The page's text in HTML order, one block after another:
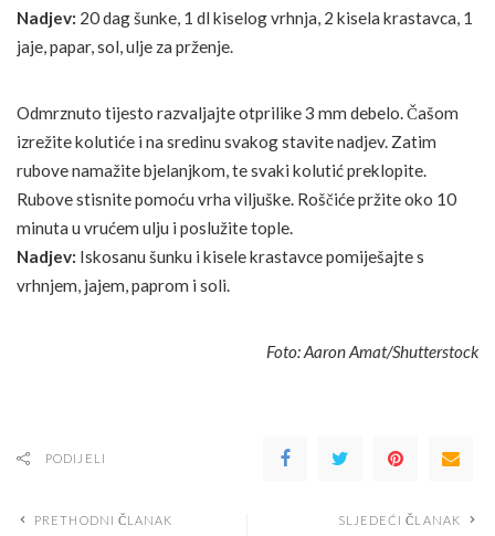
Nadjev: 20 dag šunke, 1 dl kiselog vrhnja, 2 kisela krastavca, 1
jaje, papar, sol, ulje za prženje.
Odmrznuto tijesto razvaljajte otprilike 3 mm debelo. Čašom
izrežite kolutiće i na sredinu svakog stavite nadjev. Zatim
rubove namažite bjelanjkom, te svaki kolutić preklopite.
Rubove stisnite pomoću vrha viljuške. Roščiće pržite oko 10
minuta u vrućem ulju i poslužite tople.
Nadjev: Iskosanu šunku i kisele krastavce pomiješajte s
vrhnjem, jajem, paprom i soli.
Foto: Aaron Amat/Shutterstock
PODIJELI
PRETHODNI ČLANAK SLJEDEĆI ČLANAK